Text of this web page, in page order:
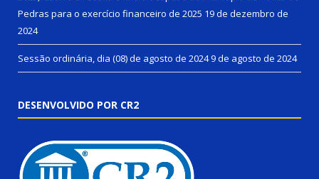
Pedras para o exercício financeiro de 2025 19 de dezembro de
2024
Sessão ordinária, dia (08) de agosto de 20249 de agosto de 2024
DESENVOLVIDO POR CR2